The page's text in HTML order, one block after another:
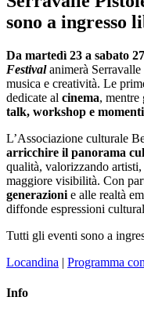
sono a ingresso
Da martedì 23 a sabato
Festivalanimerà
musica e creatività. Le
dedicate al cinema,
talk, workshop e
L’Associazione culturale
arricchire il panorama
qualità, valorizzando
maggiore visibilità. Con
generazioni e alle realtà
diffonde espressioni
Tutti gli eventi sono a
Locandina | Programma
Info